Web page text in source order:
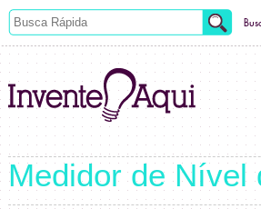
Medidor de Nível